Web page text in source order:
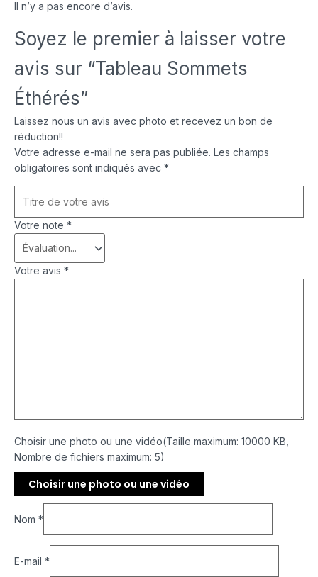
Il n’y a pas encore d’avis.
Soyez le premier à laisser votre
avis sur “Tableau Sommets
Éthérés”
Laissez nous un avis avec photo et recevez un bon de
réduction!!
Votre adresse e-mail ne sera pas publiée. Les champs
obligatoires sont indiqués avec *
Votre note *
Votre avis *
Choisir une photo ou une vidéo(Taille maximum: 10000 KB,
Nombre de fichiers maximum: 5)
Choisir une photo ou une vidéo
Nom *
E-mail *